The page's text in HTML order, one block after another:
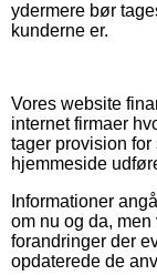
ydermere bør
kunderne er.
Vores website
internet firmaer
tager provision
hjemmeside
Informationer
om nu og da,
forandringer der
opdaterede de